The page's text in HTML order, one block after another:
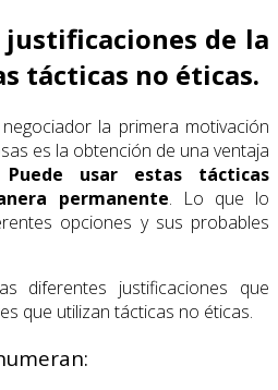
justificaciones de la
tácticas no éticas.
la primera motivación
es la obtención de una ventaja
Puede usar estas tácticas
permanente. Lo que lo
opciones y sus probables
diferentes justificaciones que
que utilizan tácticas no éticas.